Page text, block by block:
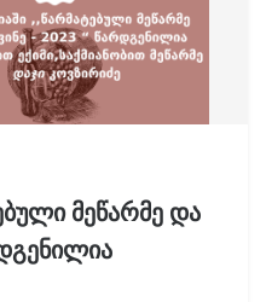
მეწარმე და